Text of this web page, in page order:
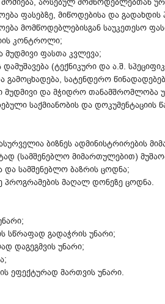
ფასებზე, მიწოდებისა და გადახდის
მომწოდებლებისგან საუკეთესო
კონტროლი;
მუდმივი ფასთა კვლევა;
(ტექნიკური და ა.შ.
გამოცხადება, სატენდერო
და მჭიდრო თანამშრომლობა
საქმიანობის და დოკუმენტაციის
ბიზნეს ადმინისტრირების
(სამშენებლო მიმართულებით)
და სამშენებლო ბაზრის ცოდნა;
პროგრამების მაღალ დონეზე ცოდნა.
სწრაფად გადაჭრის უნარი;
დაგეგმვის უნარი;
ეფექტურად მართვის უნარი.